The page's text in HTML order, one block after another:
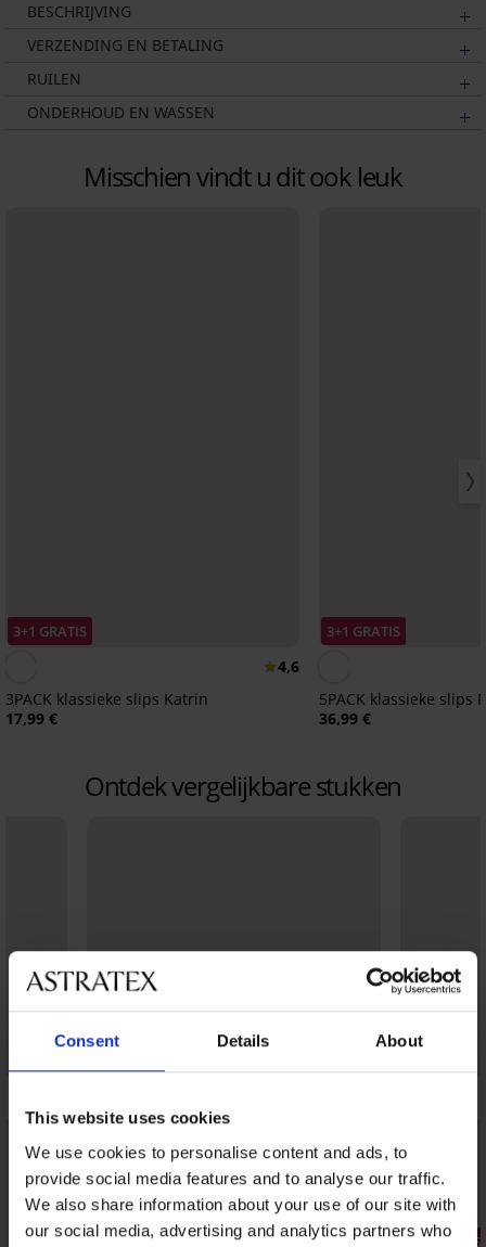
Consent Details About
This website uses cookies
We use cookies to personalise content and ads, to
provide social media features and to analyse our traffic.
We also share information about your use of our site with
our social media, advertising and analytics partners who
BESCHRIJVING
VERZENDING EN BETALING
RUILEN
ONDERHOUD EN WASSEN
Misschien vindt u dit ook leuk
3+1 GRATIS
4,6
3PACK klassieke slips Katrin
17,99 €
3+1 GRATIS
5PACK klassieke slips
36,99 €
Ontdek vergelijkbare stukken
Sale
Korting -40%
3+1 GRATIS